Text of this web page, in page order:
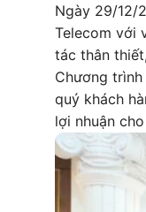
Ngày 29/12/
Telecom với
tác thân
Chương
quý khách
lợi nhuận